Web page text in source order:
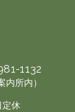
1132
所内）
定休